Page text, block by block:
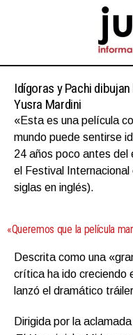
Idígoras y Pachi
Yusra Mardini
«Esta es una película
mundo puede sentirse
24 años poco antes del
el Festival
siglas en inglés).
«Queremos que la película
Descrita como una
crítica ha ido creciendo
lanzó el dramático
Dirigida por la